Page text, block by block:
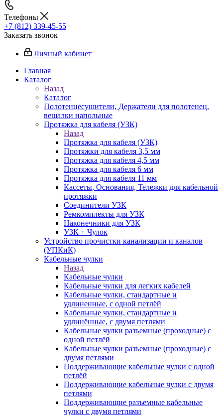
Телефоны
+7 (812) 339-45-55
Заказать звонок
Личный кабинет
Главная
Каталог
Назад
Каталог
Полотенцесушители, Держатели для полотенец,
вешалки напольные
Протяжка для кабеля (УЗК)
Назад
Протяжка для кабеля (УЗК)
Протяжки для кабеля 3,5 мм
Протяжка для кабеля 4,5 мм
Протяжка для кабеля 6 мм
Протяжка для кабеля 11 мм
Кассеты, Основания, Тележки для кабельной
протяжки
Соединители УЗК
Ремкомплекты для УЗК
Наконечники для УЗК
УЗК + Чулок
Устройство прочистки канализации и каналов
(УПКиК)
Кабельные чулки
Назад
Кабельные чулки
Кабельные чулки для легких кабелей
Кабельные чулки, стандартные и
удлиненные, с одной петлёй
Кабельные чулки, стандартные и
удлинённые, с двумя петлями
Кабельные чулки разъемные (проходные) с
одной петлёй
Кабельные чулки разъемные (проходные) с
двумя петлями
Поддерживающие кабельные чулки с одной
петлёй
Поддерживающие кабельные чулки с двумя
петлями
Поддерживающие разъемные кабельные
чулки с двумя петлями